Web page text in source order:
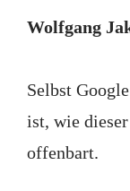
Wolfgang
Selbst
ist, wie
offenbart.